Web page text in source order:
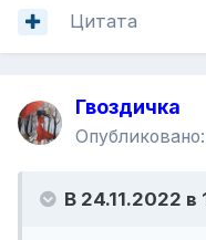
Цитата
Гвоздичка
Опубликовано:
В 24.11.2022 в